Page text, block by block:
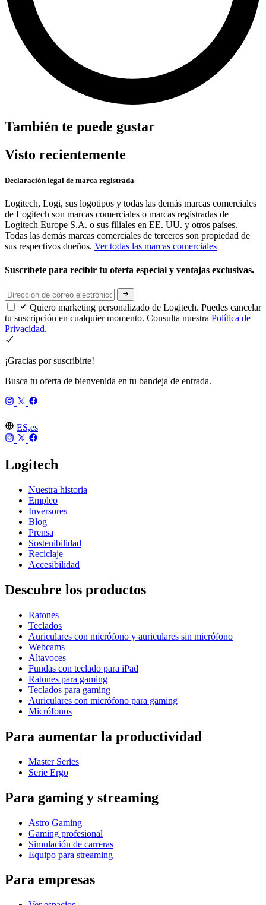
También te puede gustar
Visto recientemente
Declaración legal de marca registrada
Logitech, Logi, sus logotipos y todas las demás marcas comerciales
de Logitech son marcas comerciales o marcas registradas de
Logitech Europe S.A. o sus filiales en EE. UU. y otros países.
Todas las demás marcas comerciales de terceros son propiedad de
sus respectivos dueños. Ver todas las marcas comerciales
Suscríbete para recibir tu oferta especial y ventajas exclusivas.
Quiero marketing personalizado de Logitech. Puedes cancelar
tu suscripción en cualquier momento. Consulta nuestra Política de
Privacidad.
¡Gracias por suscribirte!
Busca tu oferta de bienvenida en tu bandeja de entrada.
ES,es
Logitech
Nuestra historia
Empleo
Inversores
Blog
Prensa
Sostenibilidad
Reciclaje
Accesibilidad
Descubre los productos
Ratones
Teclados
Auriculares con micrófono y auriculares sin micrófono
Webcams
Altavoces
Fundas con teclado para iPad
Ratones para gaming
Teclados para gaming
Auriculares con micrófono para gaming
Micrófonos
Para aumentar la productividad
Master Series
Serie Ergo
Para gaming y streaming
Astro Gaming
Gaming profesional
Simulación de carreras
Equipo para streaming
Para empresas